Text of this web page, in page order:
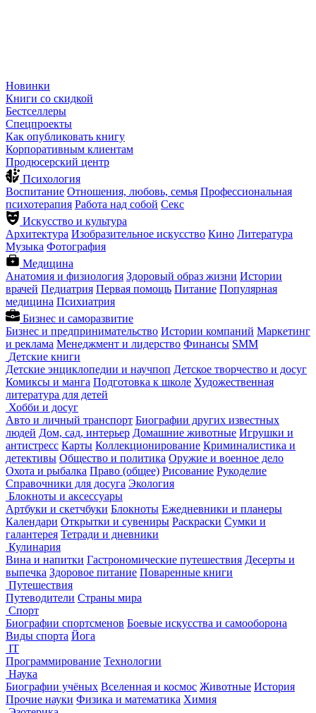
Новинки
Книги со скидкой
Бестселлеры
Спецпроекты
Как опубликовать книгу
Корпоративным клиентам
Продюсерский центр
Психология
Воспитание Отношения, любовь, семья Профессиональная
психотерапия Работа над собой Секс
Искусство и культура
Архитектура Изобразительное искусство Кино Литература
Музыка Фотография
Медицина
Анатомия и физиология Здоровый образ жизни Истории
врачей Педиатрия Первая помощь Питание Популярная
медицина Психиатрия
Бизнес и саморазвитие
Бизнес и предпринимательство Истории компаний Маркетинг
и реклама Менеджмент и лидерство Финансы SMM
Детские книги
Детские энциклопедии и научпоп Детское творчество и досуг
Комиксы и манга Подготовка к школе Художественная
литература для детей
Хобби и досуг
Авто и личный транспорт Биографии других известных
людей Дом, сад, интерьер Домашние животные Игрушки и
антистресс Карты Коллекционирование Криминалистика и
детективы Общество и политика Оружие и военное дело
Охота и рыбалка Право (общее) Рисование Рукоделие
Справочники для досуга Экология
Блокноты и аксессуары
Артбуки и скетчбуки Блокноты Ежедневники и планеры
Календари Открытки и сувениры Раскраски Сумки и
галантерея Тетради и дневники
Кулинария
Вина и напитки Гастрономические путешествия Десерты и
выпечка Здоровое питание Поваренные книги
Путешествия
Путеводители Страны мира
Спорт
Биографии спортсменов Боевые искусства и самооборона
Виды спорта Йога
IT
Программирование Технологии
Наука
Биографии учёных Вселенная и космос Животные История
Прочие науки Физика и математика Химия